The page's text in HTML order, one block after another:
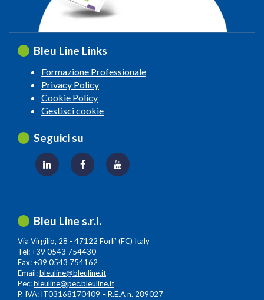
Bleu Line Links
Formazione Professionale
Privacy Policy
Cookie Policy
Gestisci cookie
Seguici su
Bleu Line s.r.l.
Via Virgilio, 28 - 47122 Forli’ (FC) Italy
Tel: +39 0543 754430
Fax: +39 0543 754162
Email:bleuline@bleuline.it
Pec:bleuline@pec.bleuline.it
P. IVA: IT03168170409 – R.E.A n. 289027